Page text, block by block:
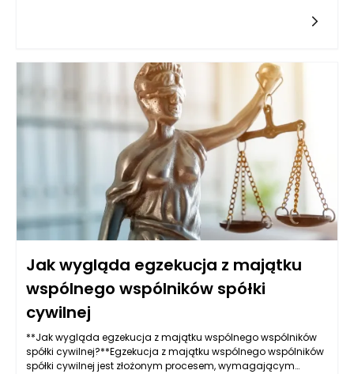
Jak wygląda egzekucja z majątku
wspólnego wspólników spółki
cywilnej
**Jak wygląda egzekucja z majątku wspólnego wspólników
spółki cywilnej?**Egzekucja z majątku wspólnego wspólników
spółki cywilnej jest złożonym procesem, wymagającym